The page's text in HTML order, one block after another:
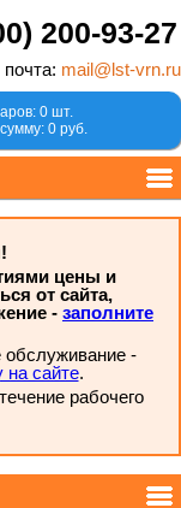
200-93-27
mail@lst-vrn.ru
0 шт.
0 руб.
цены и
от сайта,
- заполните
обслуживание -
сайте.
рабочего